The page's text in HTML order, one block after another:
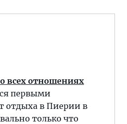
всех отношениях
первыми
отдыха в Пиерии в
только что